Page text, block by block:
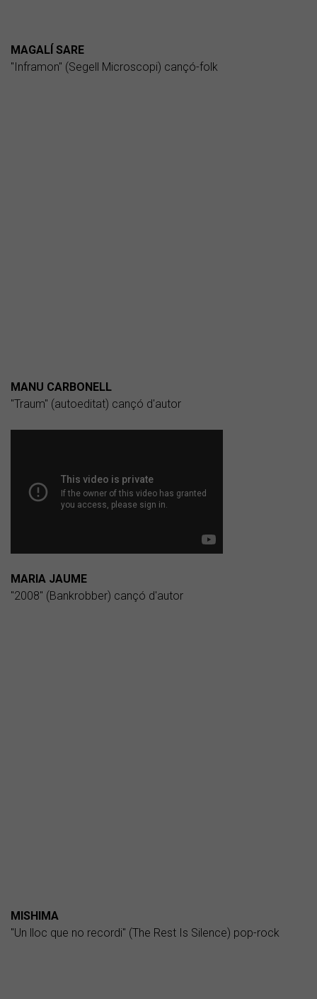
MAGALÍ SARE
"Inframon" (Segell Microscopi) cançó-folk
MANU CARBONELL
"Traum" (autoeditat) cançó d'autor
MARIA JAUME
"2008" (Bankrobber) cançó d'autor
MISHIMA
"Un lloc que no recordi" (The Rest Is Silence) pop-rock